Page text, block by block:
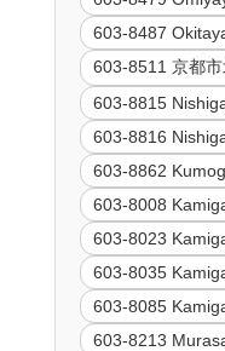
603-8487
603-8511 京都
603-8815
603-8816
603-8862
603-8008
603-8023
603-8035
603-8085
603-8213